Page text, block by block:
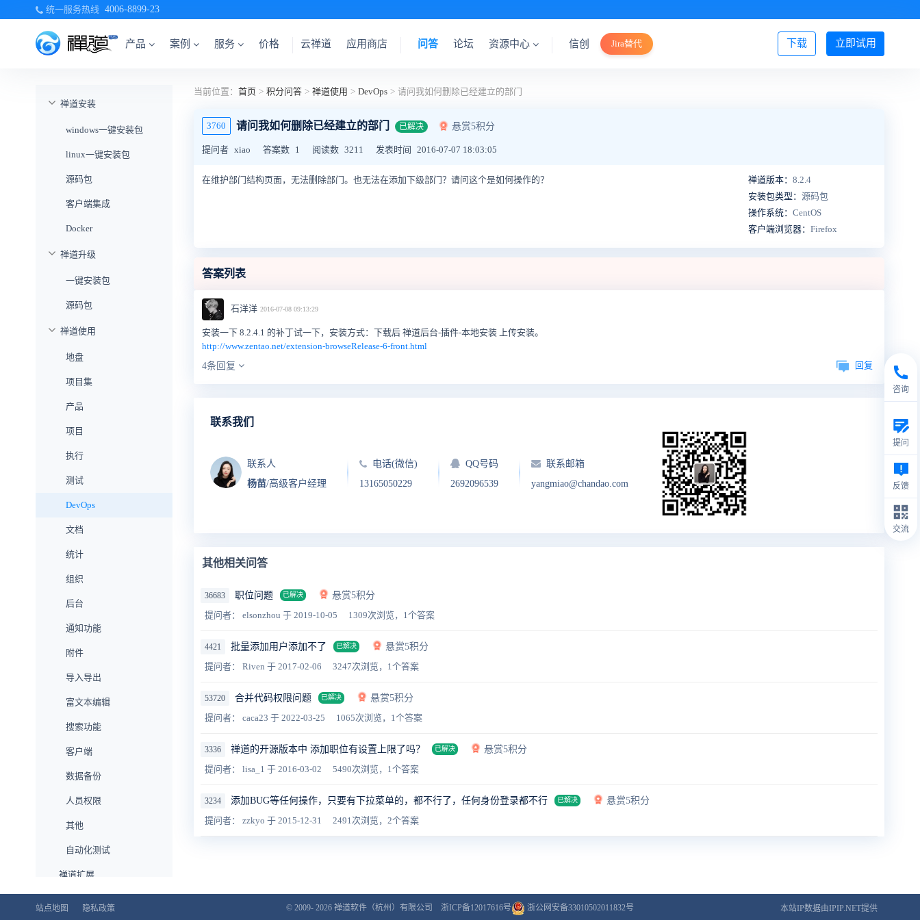
统一服务热线 4006-8899-23
产品 案例 服务 价格 立即试用
下载
云禅道 应用商店 问答 论坛 资源中心 信创 Jira替代 登录/注册
禅道安装
windows一键安装包
linux一键安装包
源码包
客户端集成
Docker
禅道升级
一键安装包
源码包
禅道使用
地盘
项目集
产品
项目
执行
测试
DevOps
文档
统计
组织
后台
通知功能
附件
导入导出
富文本编辑
搜索功能
客户端
数据备份
人员权限
其他
自动化测试
禅道扩展
当前位置： 首页 > 积分问答 > 禅道使用 > DevOps > 请问我如何删除已经建立的部门
3760 请问我如何删除已经建立的部门 已解决 悬赏5积分
提问者 xiao 答案数 1 阅读数 3211 发表时间 2016-07-07 18:03:05
在维护部门结构页面，无法删除部门。也无法在添加下级部门？请问这个是如何操作的？ 禅道版本： 8.2.4
安装包类型： 源码包
操作系统： CentOS
客户端浏览器： Firefox
答案列表
石洋洋 2016-07-08 09:13:29
安装一下 8.2.4.1 的补丁试一下，安装方式：下载后 禅道后台-插件-本地安装 上传安装。
http://www.zentao.net/extension-browseRelease-6-front.html
4条回复
回复
联系我们
联系人
杨苗/高级客户经理
电话(微信)
13165050229
QQ号码
2692096539
联系邮箱
yangmiao@chandao.com
其他相关问答
36683 职位问题 已解决
悬赏5积分
提问者： elsonzhou 于 2019-10-05 1309次浏览，1个答案
4421 批量添加用户添加不了 已解决
悬赏5积分
提问者： Riven 于 2017-02-06 3247次浏览，1个答案
53720 合并代码权限问题 已解决
悬赏5积分
提问者： caca23 于 2022-03-25 1065次浏览，1个答案
3336 禅道的开源版本中 添加职位有设置上限了吗？ 已解决
悬赏5积分
提问者： lisa_1 于 2016-03-02 5490次浏览，1个答案
3234 添加BUG等任何操作，只要有下拉菜单的，都不行了，任何身份登录都不行 已解决
悬赏5积分
提问者： zzkyo 于 2015-12-31 2491次浏览，2个答案
站点地图 隐私政策 © 2009- 2026 禅道软件（杭州）有限公司 浙ICP备12017616号 浙公网安备33010502011832号 本站IP数据由IPIP.NET提供
咨询
提问
反馈
交流